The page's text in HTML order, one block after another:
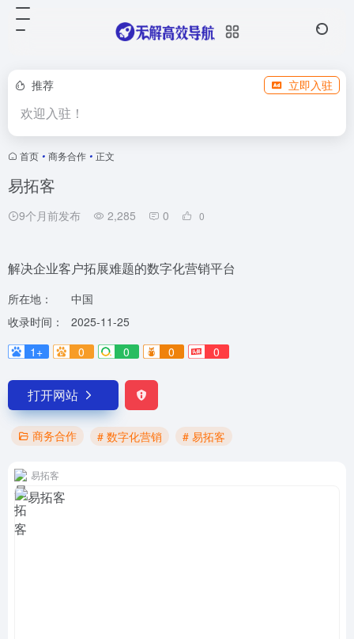
推荐 立即入驻
欢迎入驻！
首页 • 商务合作 • 正文
易拓客
9个月前发布 2,285 0 0
解决企业客户拓展难题的数字化营销平台
所在地：
中国
收录时间：
2025-11-25
1+
0 0 0 0
打开网站
商务合作 # 数字化营销 # 易拓客
易拓客